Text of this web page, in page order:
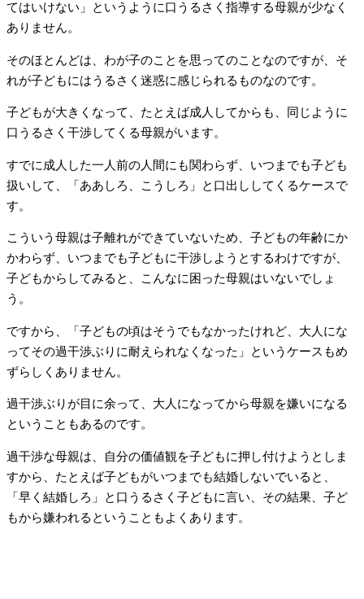
てはいけない」というように口うるさく指導する母親が少なく
ありません。
そのほとんどは、わが子のことを思ってのことなのですが、そ
れが子どもにはうるさく迷惑に感じられるものなのです。
子どもが大きくなって、たとえば成人してからも、同じように
口うるさく干渉してくる母親がいます。
すでに成人した一人前の人間にも関わらず、いつまでも子ども
扱いして、「ああしろ、こうしろ」と口出ししてくるケースで
す。
こういう母親は子離れができていないため、子どもの年齢にか
かわらず、いつまでも子どもに干渉しようとするわけですが、
子どもからしてみると、こんなに困った母親はいないでしょ
う。
ですから、「子どもの頃はそうでもなかったけれど、大人にな
ってその過干渉ぶりに耐えられなくなった」というケースもめ
ずらしくありません。
過干渉ぶりが目に余って、大人になってから母親を嫌いになる
ということもあるのです。
過干渉な母親は、自分の価値観を子どもに押し付けようとしま
すから、たとえば子どもがいつまでも結婚しないでいると、
「早く結婚しろ」と口うるさく子どもに言い、その結果、子ど
もから嫌われるということもよくあります。